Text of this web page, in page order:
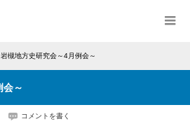
岩槻地方史研究会～4月例会～
会～
コメントを書く